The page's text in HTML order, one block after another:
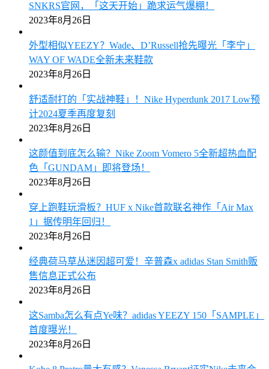
SNKRS官网，「这天开始」跪求运气爆棚！
2023年8月26日
外型相似YEEZY？Wade、D’Russell抢先曝光「李宁」
WAY OF WADE全新未来鞋款
2023年8月26日
舒适耐打的「实战神鞋」！Nike Hyperdunk 2017 Low预
计2024夏季再度复刻
2023年8月26日
这颜值到底怎么输？Nike Zoom Vomero 5全新超热血配
色「GUNDAM」即将登场！
2023年8月26日
穿上跑鞋玩滑板？HUF x Nike首款联名神作「Air Max
1」据传明年回归！
2023年8月26日
经典荷马草丛迷因超可爱！辛普森x adidas Stan Smith贩
售信息正式公布
2023年8月26日
这Samba怎么有点Ye味？adidas YEEZY 150「SAMPLE」
首度曝光！
2023年8月26日